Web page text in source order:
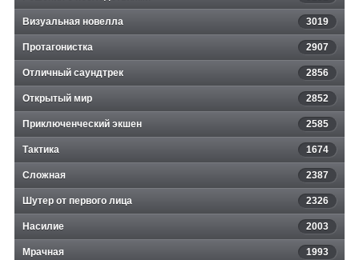
Визуальная новелла 3019
Протагонистка 2907
Отличный саундтрек 2856
Открытый мир 2852
Приключенческий экшен 2585
Тактика 1674
Сложная 2387
Шутер от первого лица 2326
Насилие 2003
Мрачная 1993